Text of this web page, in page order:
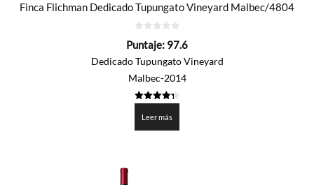
Finca Flichman Dedicado Tupungato Vineyard Malbec/4804
de
Puntaje: 97.6
Dedicado Tupungato Vineyard
Malbec-2014
de 5
Leer más